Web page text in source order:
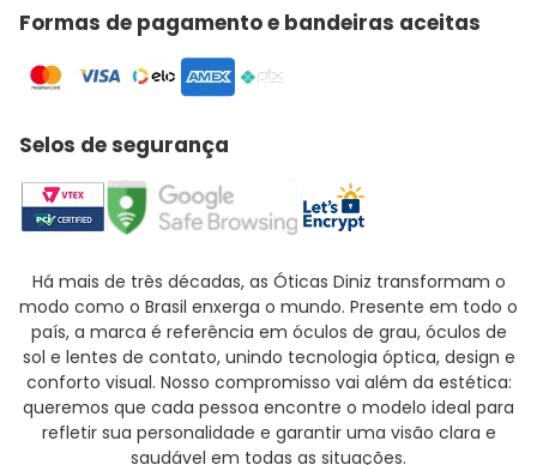
Formas de pagamento e bandeiras aceitas
Selos de segurança
Há mais de três décadas, as Óticas Diniz transformam o
modo como o Brasil enxerga o mundo. Presente em todo o
país, a marca é referência em óculos de grau, óculos de
sol e lentes de contato, unindo tecnologia óptica, design e
conforto visual. Nosso compromisso vai além da estética:
queremos que cada pessoa encontre o modelo ideal para
refletir sua personalidade e garantir uma visão clara e
saudável em todas as situações.